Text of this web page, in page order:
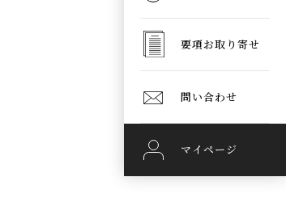
要項お取り寄せ
問い合わせ
マイページ